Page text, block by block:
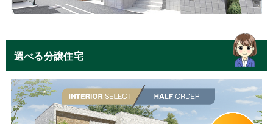
選べる分譲住宅